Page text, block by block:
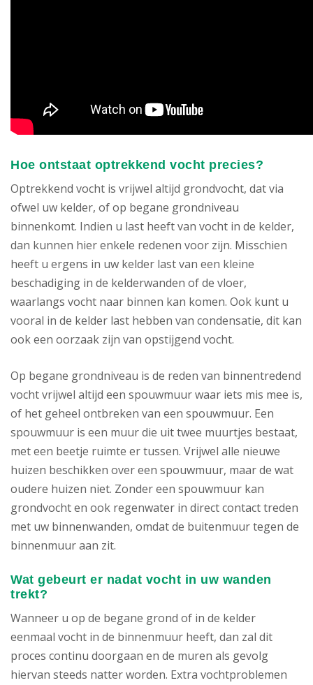
Hoe ontstaat optrekkend vocht precies?
Optrekkend vocht is vrijwel altijd grondvocht, dat via
ofwel uw kelder, of op begane grondniveau
binnenkomt. Indien u last heeft van vocht in de kelder,
dan kunnen hier enkele redenen voor zijn. Misschien
heeft u ergens in uw kelder last van een kleine
beschadiging in de kelderwanden of de vloer,
waarlangs vocht naar binnen kan komen. Ook kunt u
vooral in de kelder last hebben van condensatie, dit kan
ook een oorzaak zijn van opstijgend vocht.
Op begane grondniveau is de reden van binnentredend
vocht vrijwel altijd een spouwmuur waar iets mis mee is,
of het geheel ontbreken van een spouwmuur. Een
spouwmuur is een muur die uit twee muurtjes bestaat,
met een beetje ruimte er tussen. Vrijwel alle nieuwe
huizen beschikken over een spouwmuur, maar de wat
oudere huizen niet. Zonder een spouwmuur kan
grondvocht en ook regenwater in direct contact treden
met uw binnenwanden, omdat de buitenmuur tegen de
binnenmuur aan zit.
Wat gebeurt er nadat vocht in uw wanden
trekt?
Wanneer u op de begane grond of in de kelder
eenmaal vocht in de binnenmuur heeft, dan zal dit
proces continu doorgaan en de muren als gevolg
hiervan steeds natter worden. Extra vochtproblemen